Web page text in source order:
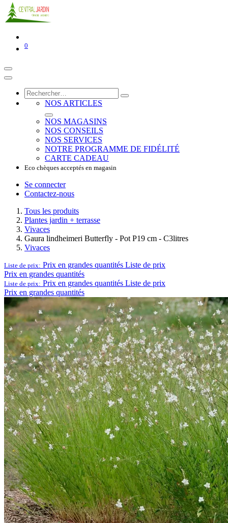
0
NOS ARTICLES
NOS MAGASINS
NOS CONSEILS
NOS SERVICES
NOTRE PROGRAMME DE FIDÉLITÉ
CARTE CADEAU
Eco chèques acceptés en magasin
Se connecter
Contactez-nous
Tous les produits
Plantes jardin + terrasse
Vivaces
Gaura lindheimeri Butterfly - Pot P19 cm - C3litres
Vivaces
Liste de prix: Prix en grandes quantités Liste de prix
Prix en grandes quantités
Liste de prix: Prix en grandes quantités Liste de prix
Prix en grandes quantités